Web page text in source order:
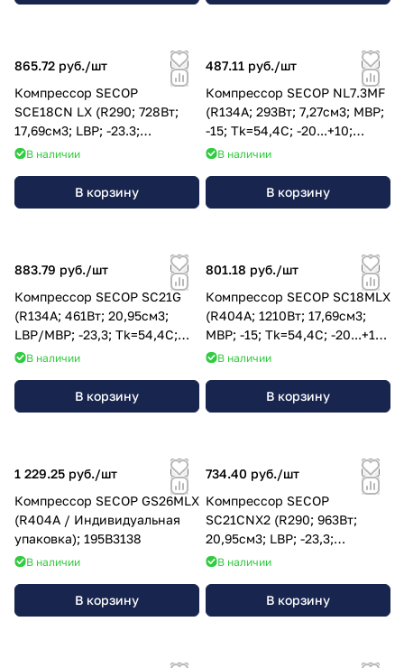
865.72 руб./шт
Компрессор SECOP
SCE18CN LX (R290; 728Вт;
17,69см3; LBP; -23.3;
Tk=54,4C; -35…10; 220V);
В наличии
В корзину
487.11 руб./шт
Компрессор SECOP NL7.3MF
(R134A; 293Вт; 7,27см3; MBP;
-15; Tk=54,4C; -20...+10;
220V); 105G6772
В наличии
В корзину
883.79 руб./шт
Компрессор SECOP SC21G
(R134A; 461Вт; 20,95см3;
LBP/MBP; -23,3; Tk=54,4C;
-25...+15; 220V); 104G8140
В наличии
В корзину
801.18 руб./шт
Компрессор SECOP SC18MLX
(R404A; 1210Вт; 17,69см3;
MBP; -15; Tk=54,4C; -20...+10;
220V); 104L2139
В наличии
В корзину
1 229.25 руб./шт
Компрессор SECOP GS26MLX
(R404A / Индивидуальная
упаковка); 195B3138
В наличии
В корзину
734.40 руб./шт
Компрессор SECOP
SC21CNX2 (R290; 963Вт;
20,95см3; LBP; -23,3;
Tk=54,4C; -35...-10; 220V);
В наличии
В корзину